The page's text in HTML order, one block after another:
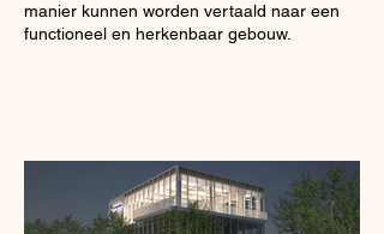
manier kunnen worden vertaald naar een
functioneel en herkenbaar gebouw.